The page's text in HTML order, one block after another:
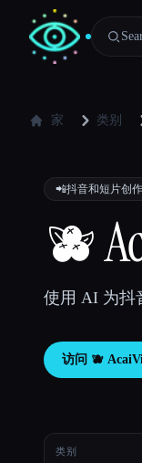
家 类别
📲抖音和短片创
🫐
使用 AI 为抖
访问 🫐
类别